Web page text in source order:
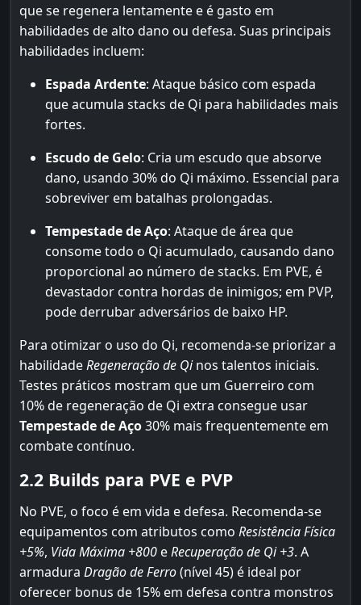
que se regenera lentamente e é gasto em
habilidades de alto dano ou defesa. Suas principais
habilidades incluem:
Espada Ardente: Ataque básico com espada
que acumula stacks de Qi para habilidades mais
fortes.
Escudo de Gelo: Cria um escudo que absorve
dano, usando 30% do Qi máximo. Essencial para
sobreviver em batalhas prolongadas.
Tempestade de Aço: Ataque de área que
consome todo o Qi acumulado, causando dano
proporcional ao número de stacks. Em PVE, é
devastador contra hordas de inimigos; em PVP,
pode derrubar adversários de baixo HP.
Para otimizar o uso do Qi, recomenda-se priorizar a
habilidadeRegeneração de Qinos talentos iniciais.
Testes práticos mostram que um Guerreiro com
10% de regeneração de Qi extra consegue usar
Tempestade de Aço30% mais frequentemente em
combate contínuo.
2.2 Builds para PVE e PVP
No PVE, o foco é em vida e defesa. Recomenda-se
equipamentos com atributos como Resistência Física
+5%, Vida Máxima +800 eRecuperação de Qi +3. A
armadura Dragão de Ferro(nível 45) é ideal por
oferecer bonus de 15% em defesa contra monstros